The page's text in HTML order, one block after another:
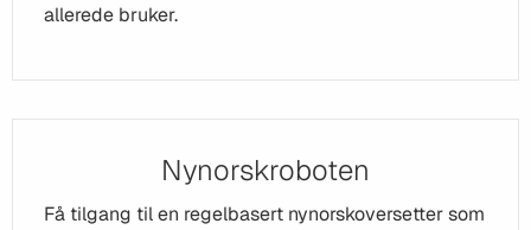
allerede bruker.
Nynorskroboten
Få tilgang til en regelbasert nynorskoversetter som